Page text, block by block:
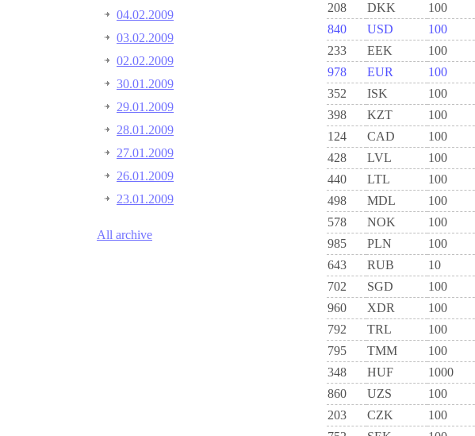
04.02.2009
03.02.2009
02.02.2009
30.01.2009
29.01.2009
28.01.2009
27.01.2009
26.01.2009
23.01.2009
All archive
208
DKK 100
840
USD 100
233
EEK 100
978
EUR 100
352
ISK 100
398
KZT 100
124
CAD 100
428
LVL 100
440
LTL 100
498
MDL 100
578
NOK 100
985
PLN 100
643
RUB 10
702
SGD 100
960
XDR 100
792
TRL 100
795
TMM 100
348
HUF 1000
860
UZS 100
203
CZK 100